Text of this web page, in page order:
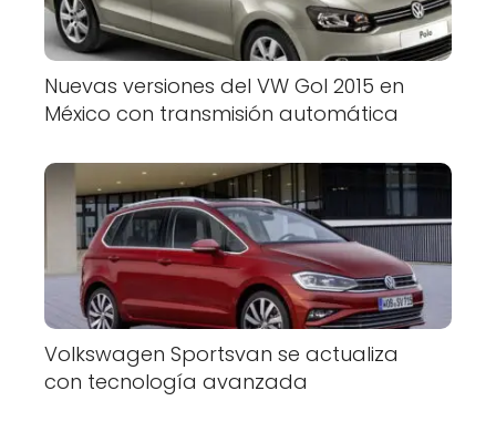
Nuevas versiones del VW Gol 2015 en
México con transmisión automática
Volkswagen Sportsvan se actualiza
con tecnología avanzada